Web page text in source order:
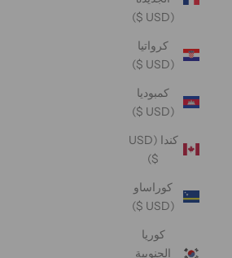
(USD $)
كرواتيا
(USD $)
كمبوديا
(USD $)
كندا (USD
$)
كوراساو
(USD $)
كوريا
الجنوبية